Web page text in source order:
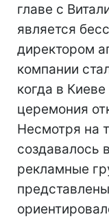
главе с
является
директором
компании
когда в
церемония
Несмотря на
создавалось
рекламные